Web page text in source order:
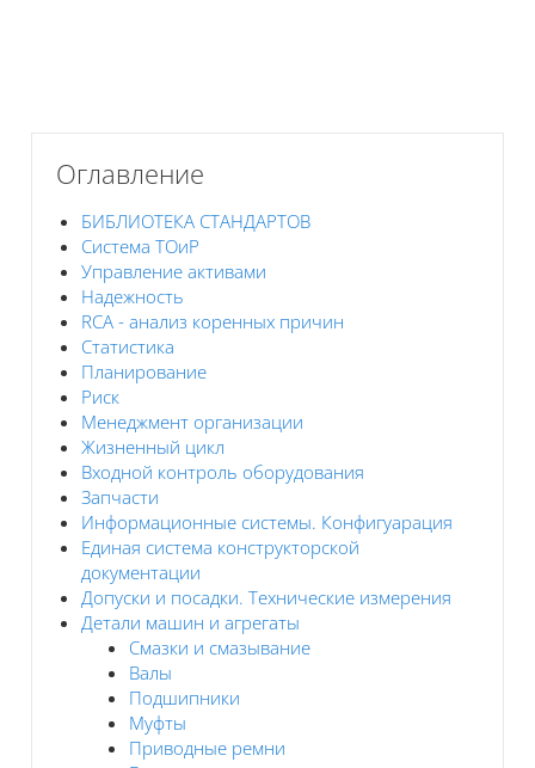
Оглавление
БИБЛИОТЕКА СТАНДАРТОВ
Система ТОиР
Управление активами
Надежность
RCA - анализ коренных причин
Статистика
Планирование
Риск
Менеджмент организации
Жизненный цикл
Входной контроль оборудования
Запчасти
Информационные системы. Конфигуарация
Единая система конструкторской
документации
Допуски и посадки. Технические измерения
Детали машин и агрегаты
Смазки и смазывание
Валы
Подшипники
Муфты
Приводные ремни